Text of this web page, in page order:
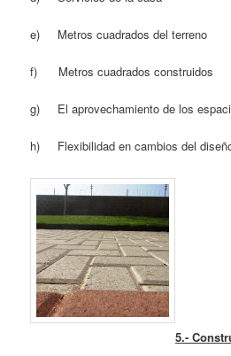
e) Metros cuadrados del terreno
f) Metros cuadrados construidos
g) El aprovechamiento de los
h) Flexibilidad en cambios del
5.-